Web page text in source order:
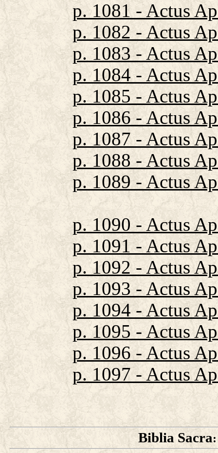
p. 1081 - Actus
p. 1082 - Actus
p. 1083 - Actus
p. 1084 - Actus
p. 1085 - Actus
p. 1086 - Actus
p. 1087 - Actus
p. 1088 - Actus
p. 1089 - Actus
p. 1090 - Actus
p. 1091 - Actus
p. 1092 - Actus
p. 1093 - Actus
p. 1094 - Actus
p. 1095 - Actus
p. 1096 - Actus
p. 1097 - Actus
Biblia Sacra